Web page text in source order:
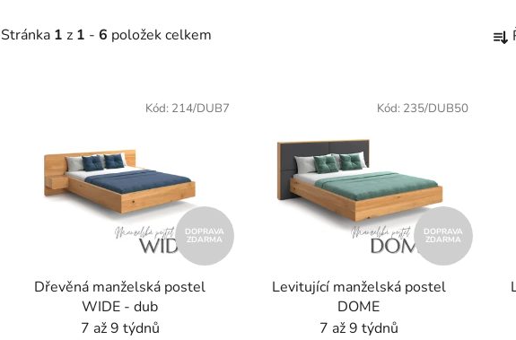
Stránka 1 z 1 - 6 položek celkem
a
DOPRAVA
ZDARMA
Dřevěná manželská postel
WIDE - dub
7 až 9 týdnů
Kód: 214/DUB7
DOPRAVA
ZDARMA
Levitující manželská postel
DOME
7 až 9 týdnů
Kód: 235/DUB50